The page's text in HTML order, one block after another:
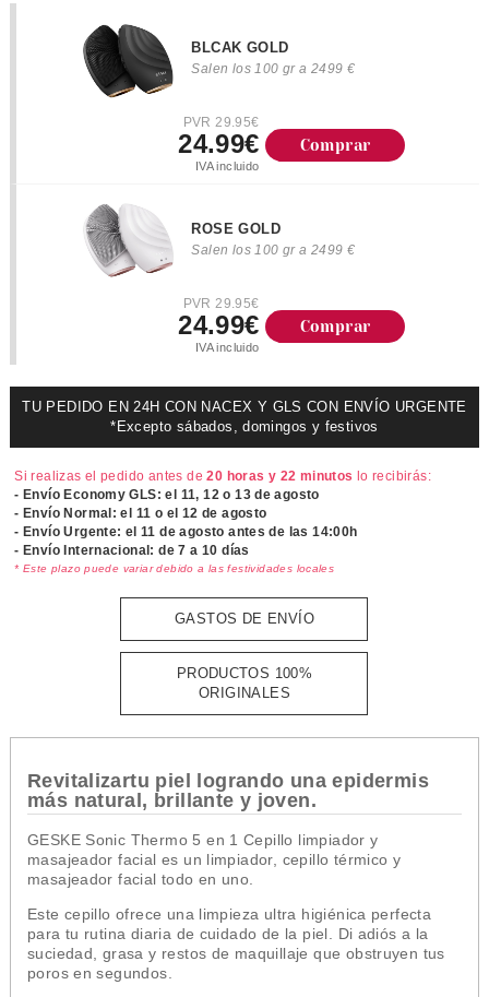
BLCAK GOLD
Salen los 100 gr a 2499 €
PVR 29.95€
24.99€
IVA incluido
Comprar
ROSE GOLD
Salen los 100 gr a 2499 €
PVR 29.95€
24.99€
IVA incluido
Comprar
TU PEDIDO EN 24H CON NACEX Y GLS CON ENVÍO URGENTE
*Excepto sábados, domingos y festivos
Si realizas el pedido antes de20 horas y 22 minutos lo recibirás:
- Envío Economy GLS: el 11, 12 o 13 de agosto
- Envío Normal: el 11 o el 12 de agosto
- Envío Urgente: el11 de agosto antes de las 14:00h
- Envío Internacional: de 7 a 10 días
* Este plazo puede variar debido a las festividades locales
GASTOS DE ENVÍO
PRODUCTOS 100%
ORIGINALES
Revitalizartu piel logrando una epidermis
más natural, brillante y joven.
GESKE Sonic Thermo 5 en 1 Cepillo limpiador y
masajeador facial es un limpiador, cepillo térmico y
masajeador facial todo en uno.
Este cepillo ofrece una limpieza ultra higiénica perfecta
para tu rutina diaria de cuidado de la piel. Di adiós a la
suciedad, grasa y restos de maquillaje que obstruyen tus
poros en segundos.